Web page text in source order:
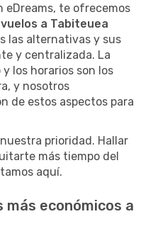
eDreams, te ofrecemos
a Tabiteuea
las alternativas y sus
y centralizada. La
los horarios son los
y nosotros
de estos aspectos para
prioridad. Hallar
más tiempo del
aquí.
económicos a